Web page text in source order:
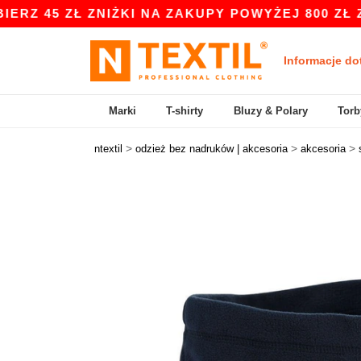
ZŁ ZNIŻKI NA ZAKUPY POWYŻEJ 800 ZŁ Z
Informacje
Marki T-shirty Bluzy & Polary
ntextil > odzież bez nadruków | akcesoria > akcesoria >